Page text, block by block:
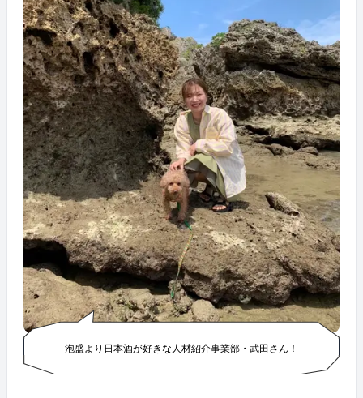
泡盛より日本酒が好きな人材紹介事業部・武田さん！